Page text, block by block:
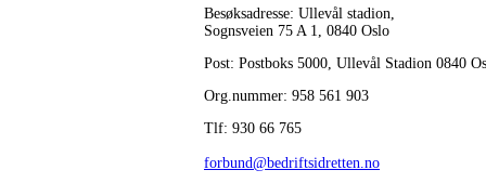
Besøksadresse: Ullevål stadion,
Sognsveien 75 A 1, 0840 Oslo
Post: Postboks 5000, Ullevål Stadion 0840
Org.nummer: 958 561 903
Tlf: 930 66 765
forbund@bedriftsidretten.no